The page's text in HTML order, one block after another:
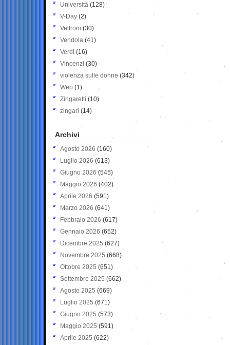
Università (128)
V-Day (2)
Veltroni (30)
Vendola (41)
Verdi (16)
Vincenzi (30)
violenza sulle donne (342)
Web (1)
Zingaretti (10)
zingari (14)
Archivi
Agosto 2026 (160)
Luglio 2026 (613)
Giugno 2026 (545)
Maggio 2026 (402)
Aprile 2026 (591)
Marzo 2026 (641)
Febbraio 2026 (617)
Gennaio 2026 (652)
Dicembre 2025 (627)
Novembre 2025 (668)
Ottobre 2025 (651)
Settembre 2025 (662)
Agosto 2025 (669)
Luglio 2025 (671)
Giugno 2025 (573)
Maggio 2025 (591)
Aprile 2025 (622)